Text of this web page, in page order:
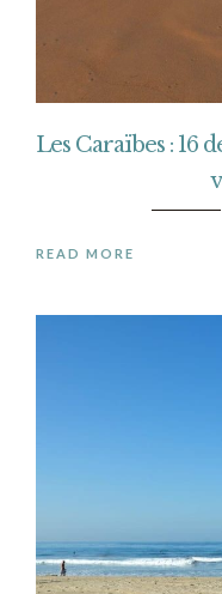
Les Caraïbes : 16
READ MORE